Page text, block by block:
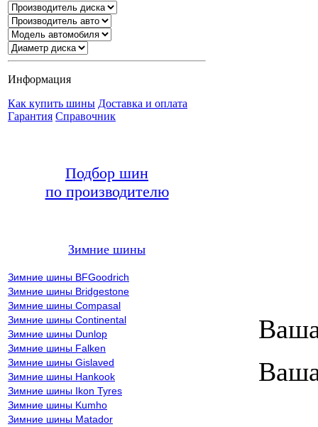
Информация
Как купить шины Доставка и оплата
Гарантия Справочник
Подбор шин
по производителю
Зимние шины
Зимние шины BFGoodrich
Зимние шины Bridgestone
Зимние шины Compasal
Зимние шины Continental
Зимние шины Dunlop
Зимние шины Falken
Зимние шины Gislaved
Зимние шины Hankook
Зимние шины Ikon Tyres
Зимние шины Kumho
Зимние шины Matador